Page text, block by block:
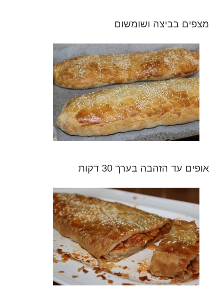
מצפים בביצה ושומשום
אופים עד הזהבה בערך 30 דקות